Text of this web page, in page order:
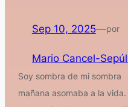
Sep 10, 2025—por
Mario Cancel-
Soy sombra de mi sombra
mañana asomaba a la